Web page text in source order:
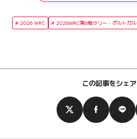
2026 WRC 2026WRC第6戦ラリー・ポルトガル
この記事をシェア